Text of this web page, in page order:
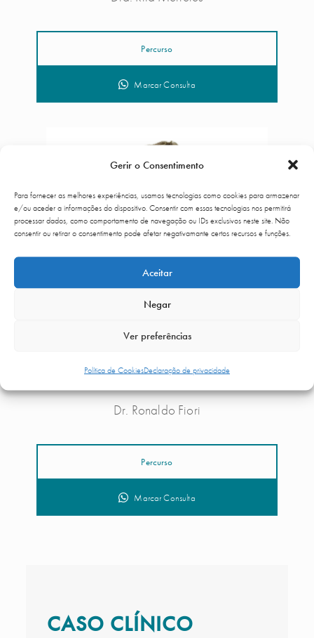
Gerir o Consentimento
Para fornecer as melhores experiências, usamos tecnologias como cookies para armazenar
e/ou aceder a informações do dispositivo. Consentir com essas tecnologias nos permitirá
processar dados, como comportamento de navegação ou IDs exclusivos neste site. Não
consentir ou retirar o consentimento pode afetar negativamante certos recursos e funções.
Aceitar
Negar
Ver preferências
Política de CookiesDeclaração de privacidade
Percurso
Marcar Consulta
Dr. Ronaldo Fiori
Percurso
Marcar Consulta
CASO CLÍNICO